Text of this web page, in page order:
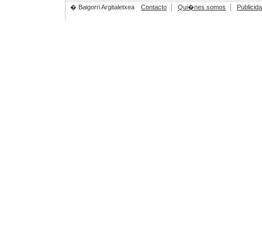
� Baigorri Argitaletxea
Contacto Qui�nes somos